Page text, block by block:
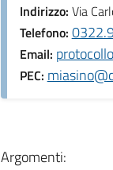
Indirizzo: Via
Telefono:
Email:
PEC:
Argomenti: